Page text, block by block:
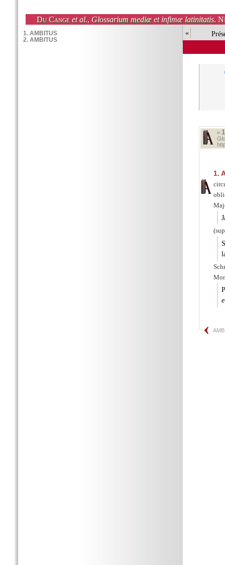
Du Cange et al., Glossarium mediæ et infimæ latinitatis.
«
«
1.